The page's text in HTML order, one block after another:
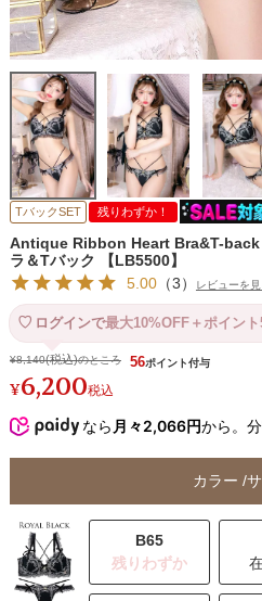
TバックSET 残りわずか！
Antique Ribbon Heart Bra&T-back
ラ＆Tバック 【LB5500】
5.00（3） レビューを見
ログインで最大10%OFF＋ポイン
¥8,140 のところ
¥6,200税込
56
なら 月々2,066円から。
カラー
B65
残りわずか